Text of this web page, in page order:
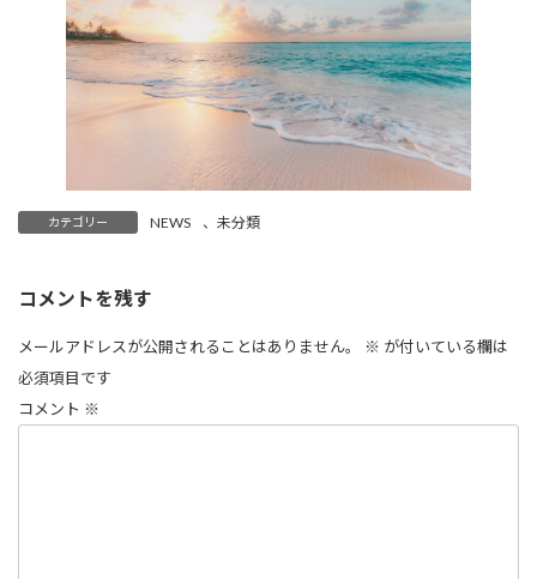
カテゴリー NEWS 、 未分類
コメントを残す
メールアドレスが公開されることはありません。 ※ が付いている欄は
必須項目です
コメント ※